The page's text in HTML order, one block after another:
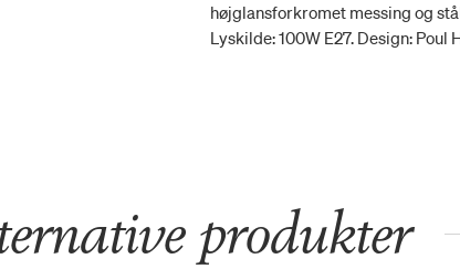
højglansforkromet messing og
Lyskilde: 100W E27. Design: Poul
produkter